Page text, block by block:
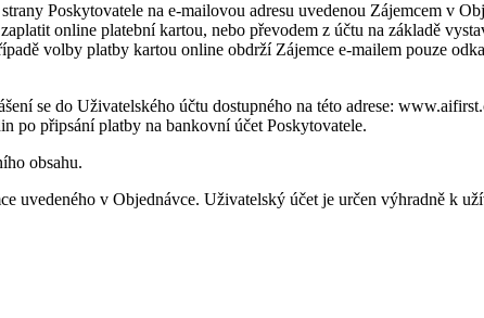
Poskytovatele na e-mailovou adresu uvedenou Zájemcem v
online platební kartou, nebo převodem z účtu na základě
volby platby kartou online obdrží Zájemce e-mailem pouze
se do Uživatelského účtu dostupného na této adrese:
po připsání platby na bankovní účet Poskytovatele.
obsahu.
v Objednávce. Uživatelský účet je určen výhradně k